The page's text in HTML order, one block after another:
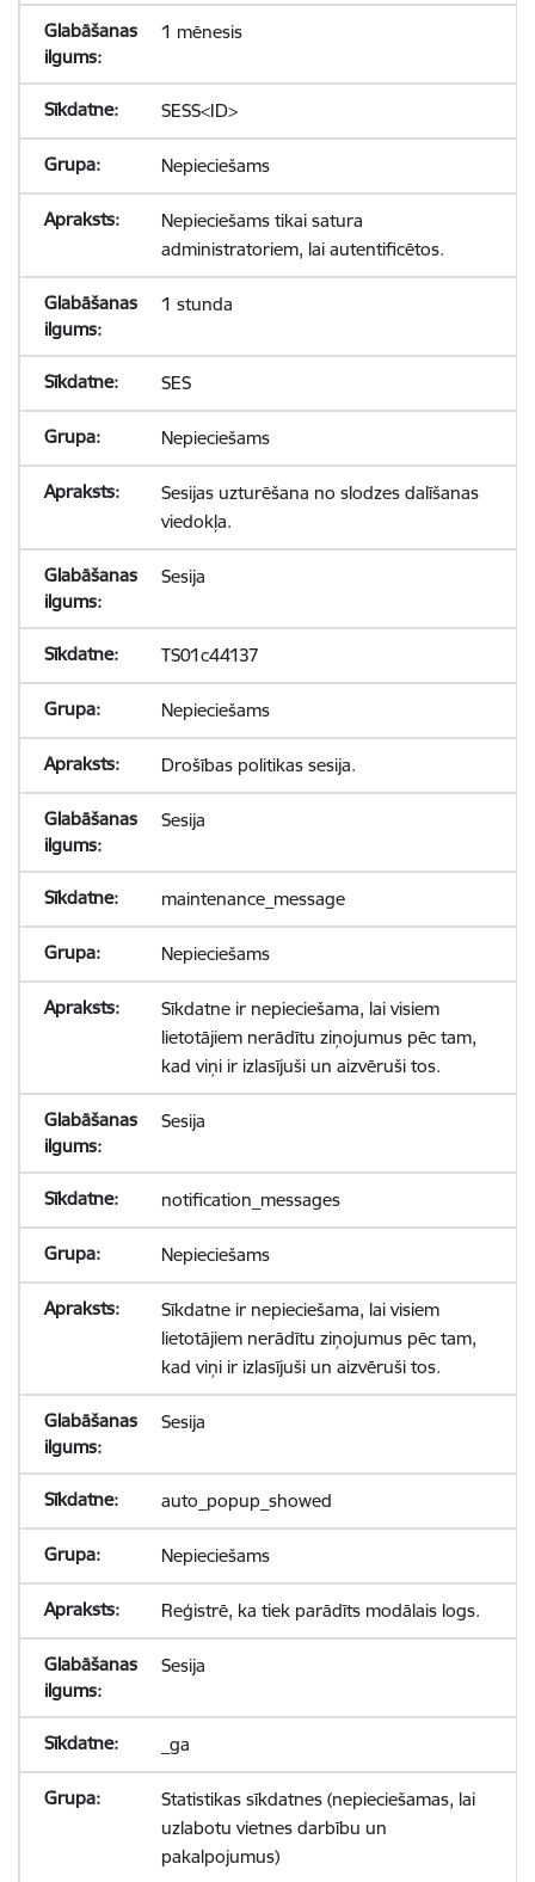
1 mēnesis
SESS<ID>
Nepieciešams
Nepieciešams tikai satura
administratoriem, lai autentificētos.
1 stunda
SES
Nepieciešams
Sesijas uzturēšana no slodzes dalīšanas
viedokļa.
Sesija
TS01c44137
Nepieciešams
Drošības politikas sesija.
Sesija
maintenance_message
Nepieciešams
Sīkdatne ir nepieciešama, lai visiem
lietotājiem nerādītu ziņojumus pēc tam,
kad viņi ir izlasījuši un aizvēruši tos.
Sesija
notification_messages
Nepieciešams
Sīkdatne ir nepieciešama, lai visiem
lietotājiem nerādītu ziņojumus pēc tam,
kad viņi ir izlasījuši un aizvēruši tos.
Sesija
auto_popup_showed
Nepieciešams
Reģistrē, ka tiek parādīts modālais logs.
Sesija
_ga
Statistikas sīkdatnes (nepieciešamas, lai
uzlabotu vietnes darbību un
pakalpojumus)